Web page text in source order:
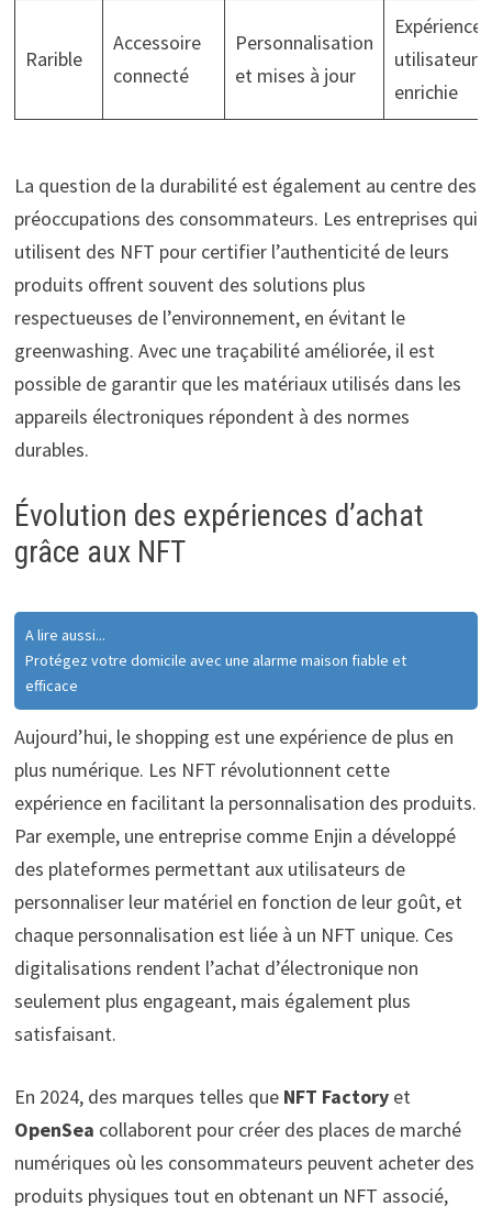
Rarible
Accessoire
connecté
Personnalisation
et mises à jour
Expérience
utilisateur
enrichie
La question de la durabilité est également au centre des
préoccupations des consommateurs. Les entreprises qui
utilisent des NFT pour certifier l’authenticité de leurs
produits offrent souvent des solutions plus
respectueuses de l’environnement, en évitant le
greenwashing. Avec une traçabilité améliorée, il est
possible de garantir que les matériaux utilisés dans les
appareils électroniques répondent à des normes
durables.
Évolution des expériences d’achat
grâce aux NFT
A lire aussi...
Protégez votre domicile avec une alarme maison fiable et
efficace
Aujourd’hui, le shopping est une expérience de plus en
plus numérique. Les NFT révolutionnent cette
expérience en facilitant la personnalisation des produits.
Par exemple, une entreprise comme Enjin a développé
des plateformes permettant aux utilisateurs de
personnaliser leur matériel en fonction de leur goût, et
chaque personnalisation est liée à un NFT unique. Ces
digitalisations rendent l’achat d’électronique non
seulement plus engageant, mais également plus
satisfaisant.
En 2024, des marques telles que NFT Factoryet
OpenSea collaborent pour créer des places de marché
numériques où les consommateurs peuvent acheter des
produits physiques tout en obtenant un NFT associé,